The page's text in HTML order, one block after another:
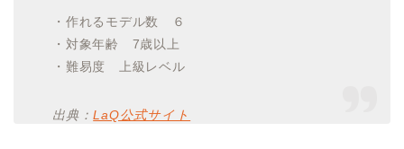
・作れるモデル数 ６
・対象年齢 7歳以上
・難易度 上級レベル
出典：LaQ公式サイト